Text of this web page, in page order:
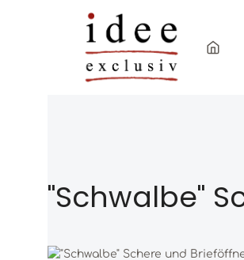
Zum Hauptinhalt springen
Zur Hauptnavigation springen
"Schwalbe"
Bildergalerie überspringen